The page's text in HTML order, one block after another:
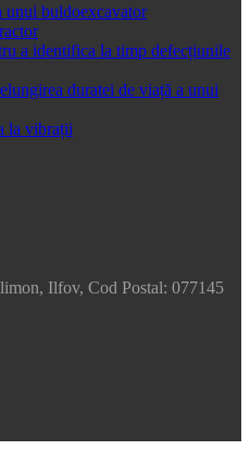
unui buldoexcavator
a identifica la timp defecțiunile
duratei de viață a unui
la vibrații
Ilfov, Cod Postal: 077145